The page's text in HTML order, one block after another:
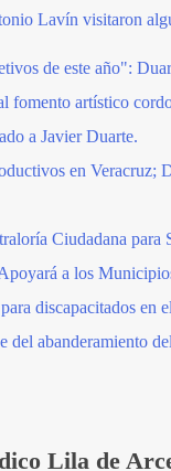
Lavín visitaron
de este año":
fomento artístico
a Javier Duarte.
en Veracruz;
Ciudadana para
a los
discapacitados en
del abanderamiento
Lila de